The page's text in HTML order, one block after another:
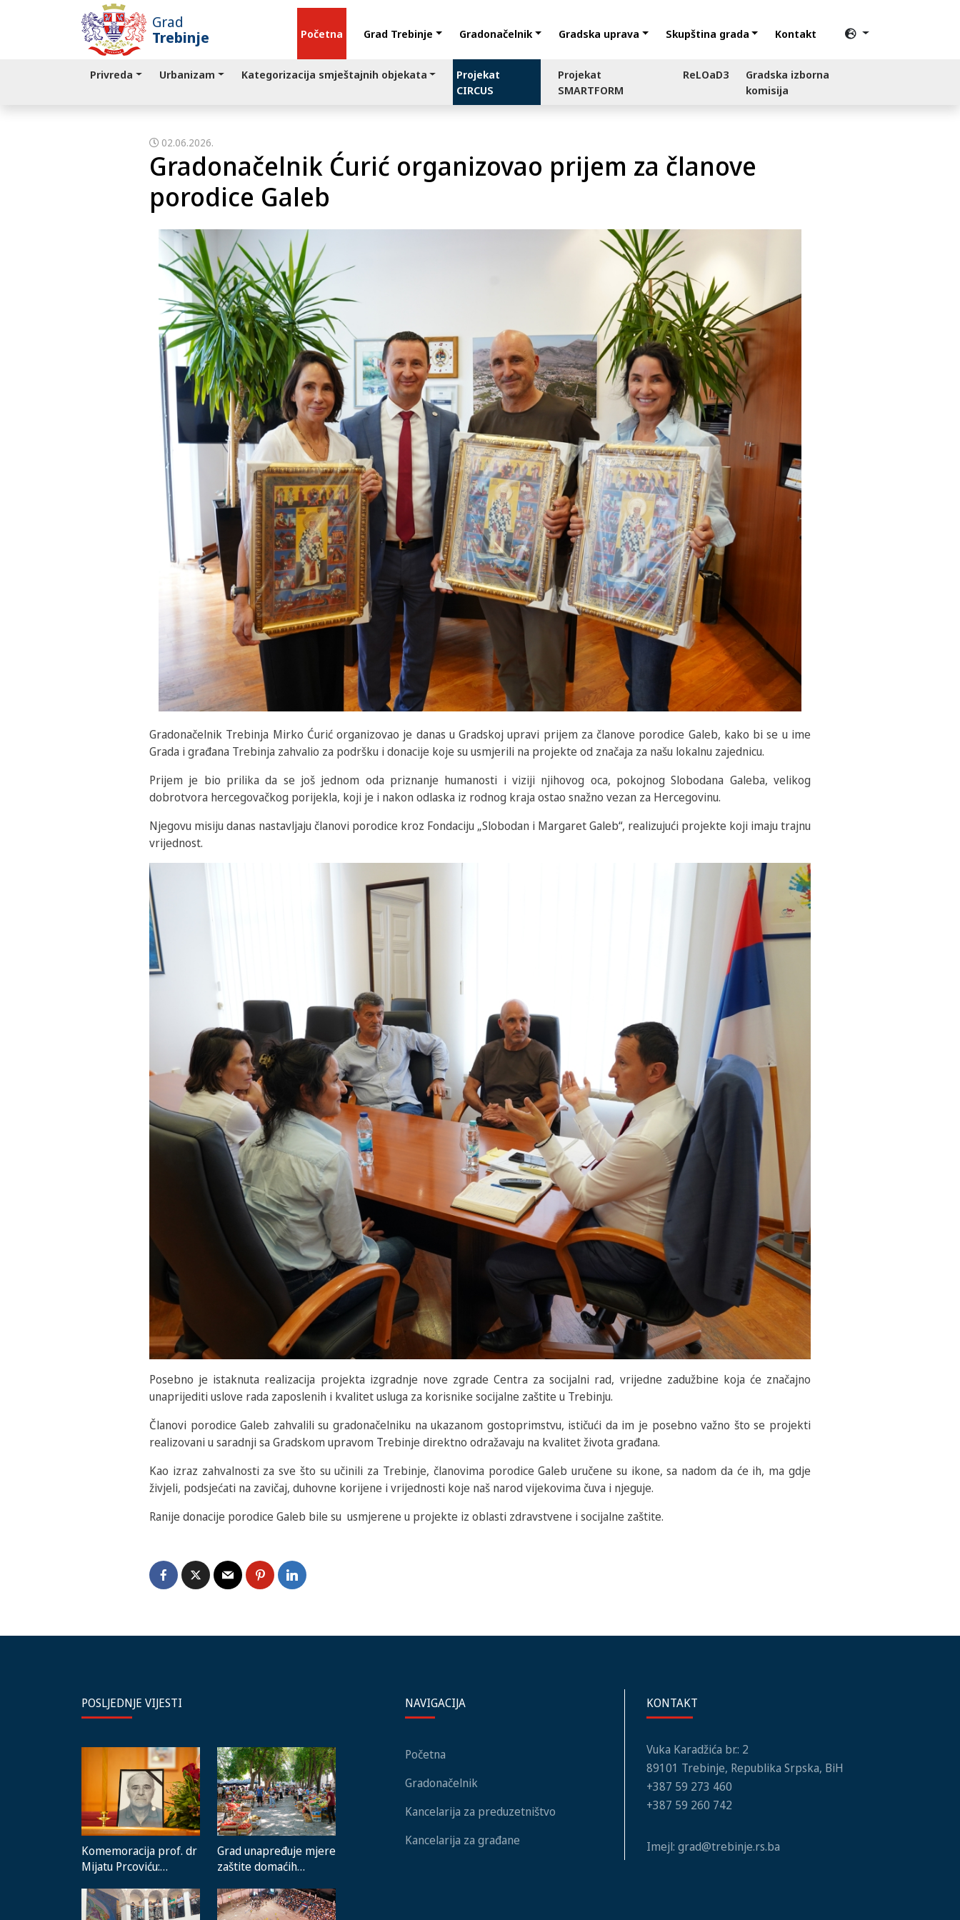
Grad
Trebinje
Početna Grad Trebinje Gradonačelnik Gradska uprava Skupština grada Kontakt
Privreda Urbanizam Kategorizacija smještajnih objekata
Projekat
CIRCUS
Projekat
SMARTFORM
ReLOaD3
Gradska izborna
komisija
02.06.2026.
Gradonačelnik Ćurić organizovao prijem za članove
porodice Galeb
Gradonačelnik Trebinja Mirko Ćurić organizovao je danas u Gradskoj upravi prijem za članove porodice Galeb, kako bi se u ime
Grada i građana Trebinja zahvalio za podršku i donacije koje su usmjerili na projekte od značaja za našu lokalnu zajednicu.
Prijem je bio prilika da se još jednom oda priznanje humanosti i viziji njihovog oca, pokojnog Slobodana Galeba, velikog
dobrotvora hercegovačkog porijekla, koji je i nakon odlaska iz rodnog kraja ostao snažno vezan za Hercegovinu.
Njegovu misiju danas nastavljaju članovi porodice kroz Fondaciju „Slobodan i Margaret Galeb“, realizujući projekte koji imaju trajnu
vrijednost.
Posebno je istaknuta realizacija projekta izgradnje nove zgrade Centra za socijalni rad, vrijedne zadužbine koja će značajno
unaprijediti uslove rada zaposlenih i kvalitet usluga za korisnike socijalne zaštite u Trebinju.
Članovi porodice Galeb zahvalili su gradonačelniku na ukazanom gostoprimstvu, ističući da im je posebno važno što se projekti
realizovani u saradnji sa Gradskom upravom Trebinje direktno odražavaju na kvalitet života građana.
Kao izraz zahvalnosti za sve što su učinili za Trebinje, članovima porodice Galeb uručene su ikone, sa nadom da će ih, ma gdje
živjeli, podsjećati na zavičaj, duhovne korijene i vrijednosti koje naš narod vijekovima čuva i njeguje.
Ranije donacije porodice Galeb bile su usmjerene u projekte iz oblasti zdravstvene i socijalne zaštite.
POSLJEDNJE VIJESTI
Komemoracija prof. dr
Mijatu Prcoviću:
stručnjaka i čovjeka
koji je Trebinje nosio u
Grad unapređuje mjere
zaštite domaćih
gradske pijace
NAVIGACIJA
Početna
Gradonačelnik
Kancelarija za preduzetništvo
Kancelarija za građane
KONTAKT
Vuka Karadžića br.: 2
89101 Trebinje, Republika Srpska, BiH
+387 59 273 460
+387 59 260 742
Imejl: grad@trebinje.rs.ba